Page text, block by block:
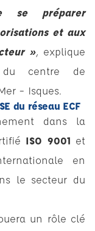
se préparer
et aux
», explique
du centre de
– Isques.
du réseau ECF
dans la
ISO 9001 et
en
le secteur du
un rôle clé